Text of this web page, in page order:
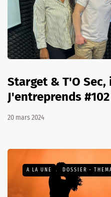
Starget & T'O
J'entreprends #102
20 mars 2024
A LA UNE DOSSIER -